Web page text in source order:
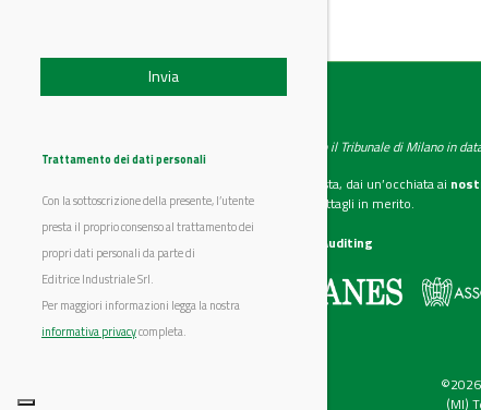
Testata giornalistica registrata presso il Tribunale di Milano in
Se vuoi diventare nostro inserzionista, dai un’occhiata ai
Scarica il mediakitper maggiori dettagli in merito.
CSST WebAuditing
Editrice Industriale è associata a:
(MI)
Trattamento dei dati personali
Con la sottoscrizione della presente, l’utente
presta il proprio consenso al trattamento dei
propri dati personali da parte di
Editrice Industriale Srl.
Per maggiori informazioni legga la nostra
informativa privacycompleta.